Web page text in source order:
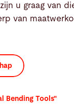
u graag van
van
Bending Tools"